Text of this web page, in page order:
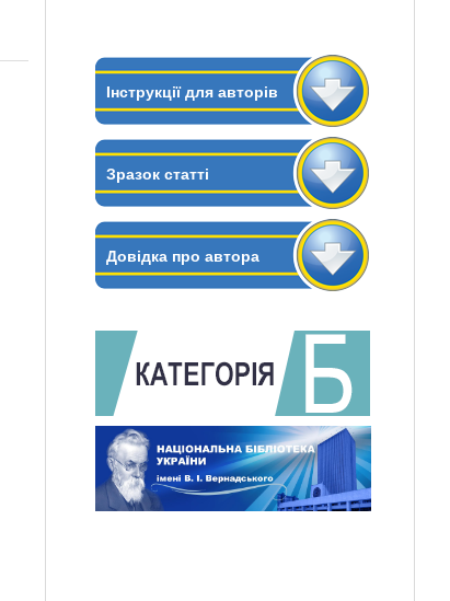
Інструкції для авторів
Зразок статті
Довідка про автора